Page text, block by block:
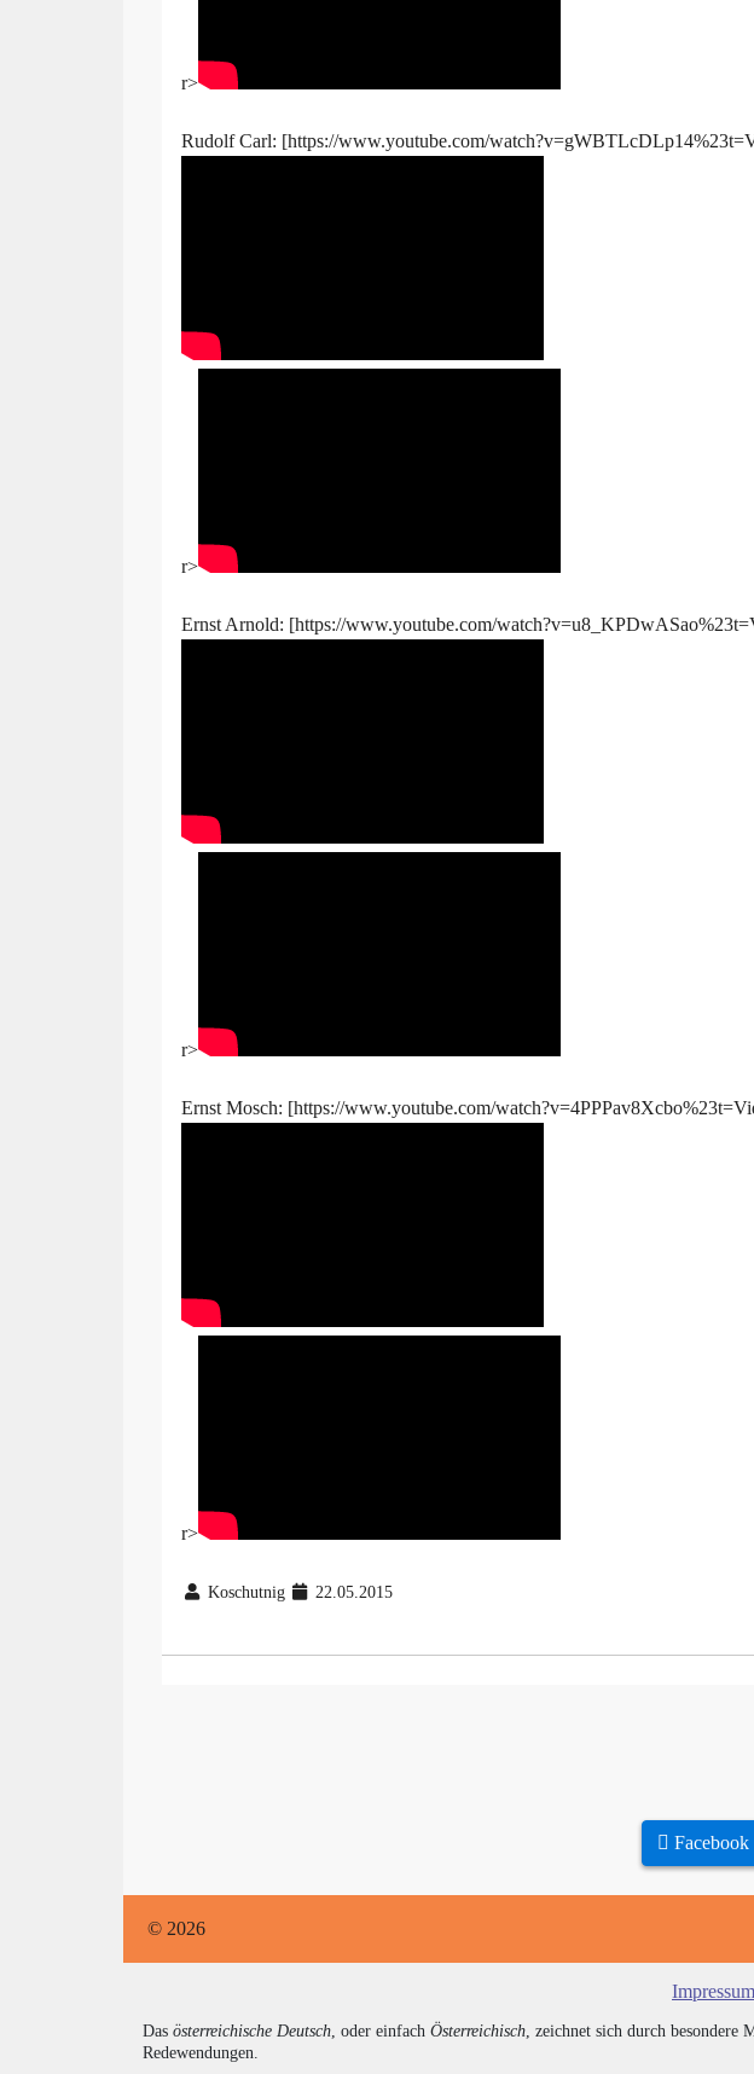
r>
Rudolf Carl: [https://www.youtube.com/
r>
Ernst Arnold: [https://www.youtube.com/
r>
Ernst Mosch: [https://www.youtube.com/
r>
Koschutnig 22.05.2015
Facebook
© 2026
Impressum
Das österreichische Deutsch, oder einfach Österreichisch, zeichnet sich durch besondere
Redewendungen.